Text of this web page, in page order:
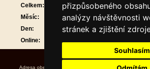
přizpůsobeného
analýzy návštěvnosti
stránek a zjištění
Souhlasím
Online:
Celkem:
913786
Měsíc:
30650
Den:
Adresa obecního úřadu Úřední